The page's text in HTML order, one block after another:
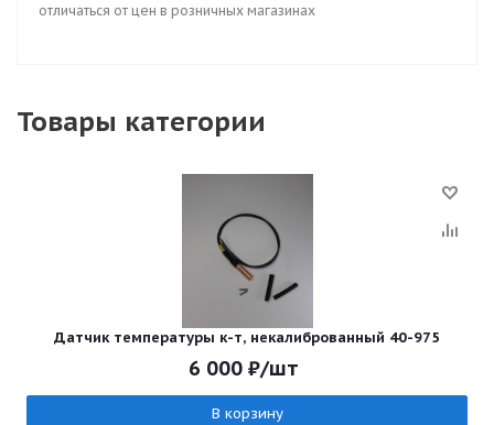
отличаться от цен в розничных магазинах
Товары категории
Датчик температуры к-т, некалиброванный 40-975
6 000₽/шт
В корзину